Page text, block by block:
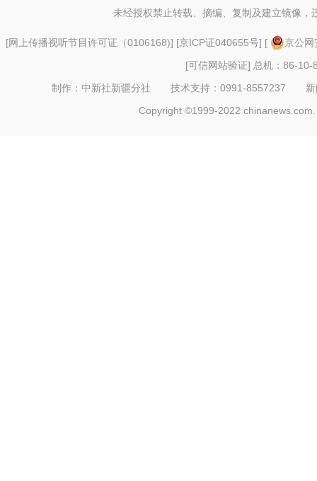
未经授权禁止转载、摘编、复制及建立镜像，
[网上传播视听节目许可证（0106168)] [京ICP证040655号] [
京公
[可信网站验证] 总机：86-10-
制作：中新社新疆分社 技术支持：0991-8557237
Copyright ©1999-2022